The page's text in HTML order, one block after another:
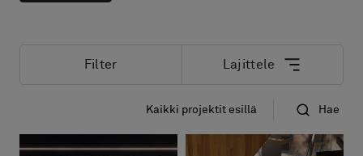
Filter Lajittele
Uusin ensin
Kaikki projektit esillä Hae